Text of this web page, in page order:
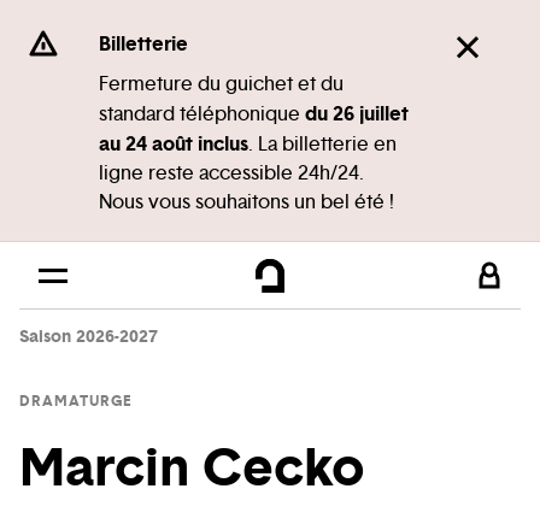
Se rendre au
Contenu principal
Pied de page
Billetterie
Fermeture du guichet et du
standard téléphonique du 26 juillet
au 24 août inclus. La billetterie en
ligne reste accessible 24h/24.
Nous vous souhaitons un bel été !
Saison 2026-2027
DRAMATURGE
Marcin Cecko